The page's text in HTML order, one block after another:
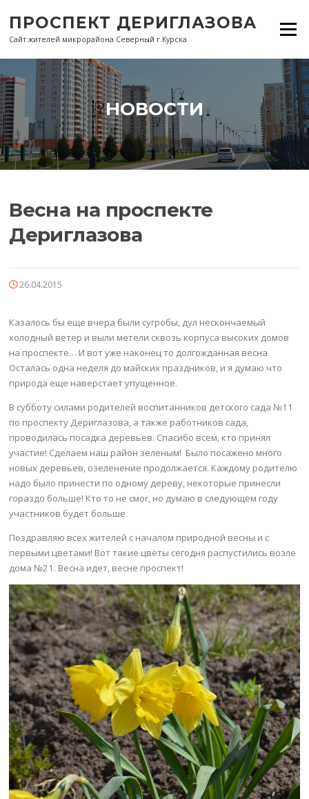
содержанию
ПРОСПЕКТ ДЕРИГЛАЗОВА
Сайт жителей микрорайона Северный г.Курска
Меню
НОВОСТИ
Весна на проспекте
Дериглазова
26.04.2015
Казалось бы еще вчера были сугробы, дул нескончаемый
холодный ветер и выли метели сквозь корпуса высоких домов
на проспекте… И вот уже наконец то долгожданная весна.
Осталась одна неделя до майских праздников, и я думаю что
природа еще наверстает упущенное.
В субботу силами родителей воспитанников детского сада №11
по проспекту Дериглазова, а также работников сада,
проводилась посадка деревьев. Спасибо всем, кто принял
участие! Сделаем наш район зеленым! Было посажено много
новых деревьев, озеленение продолжается. Каждому родителю
надо было принести по одному дереву, некоторые принесли
гораздо больше! Кто то не смог, но думаю в следующем году
участников будет больше.
Поздравляю всех жителей с началом природной весны и с
первыми цветами! Вот такие цветы сегодня распустились возле
дома №21. Весна идет, весне проспект!